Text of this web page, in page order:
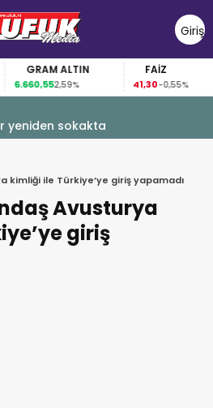
Giriş
Yap
GRAM ALTIN
2,59% -0,55%
yeniden sokakta
ile Türkiye’ye giriş yapamadı
Avusturya
giriş